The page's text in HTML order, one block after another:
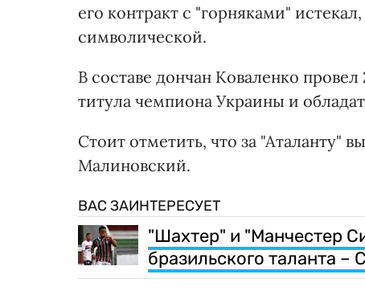
его контракт с "горняками"
символической.
В составе дончан Коваленко
титула чемпиона Украины и
Стоит отметить, что за "Аталанту"
Малиновский.
ВАС ЗАИНТЕРЕСУЕТ
"Шахтер" и "Манчестер
бразильского таланта –